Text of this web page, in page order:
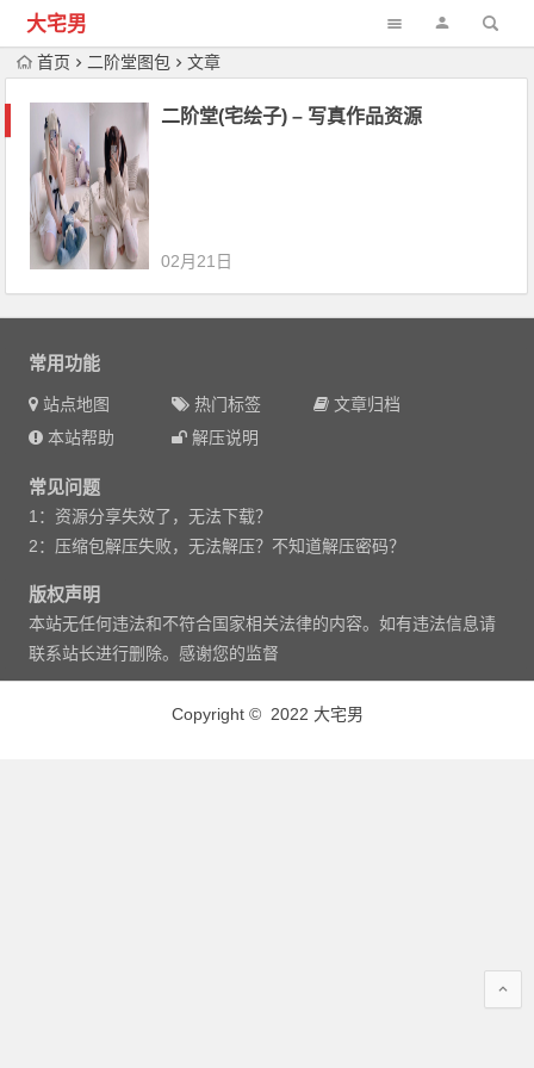
大宅男
首页 二阶堂图包 文章
二阶堂(宅绘子) – 写真作品资源
02月21日
常用功能
站点地图 热门标签
文章归档
本站帮助
解压说明
常见问题
1：资源分享失效了，无法下载？
2：压缩包解压失败，无法解压？不知道解压密码？
版权声明
本站无任何违法和不符合国家相关法律的内容。如有违法信息请
联系站长进行删除。感谢您的监督
Copyright © 2022 大宅男